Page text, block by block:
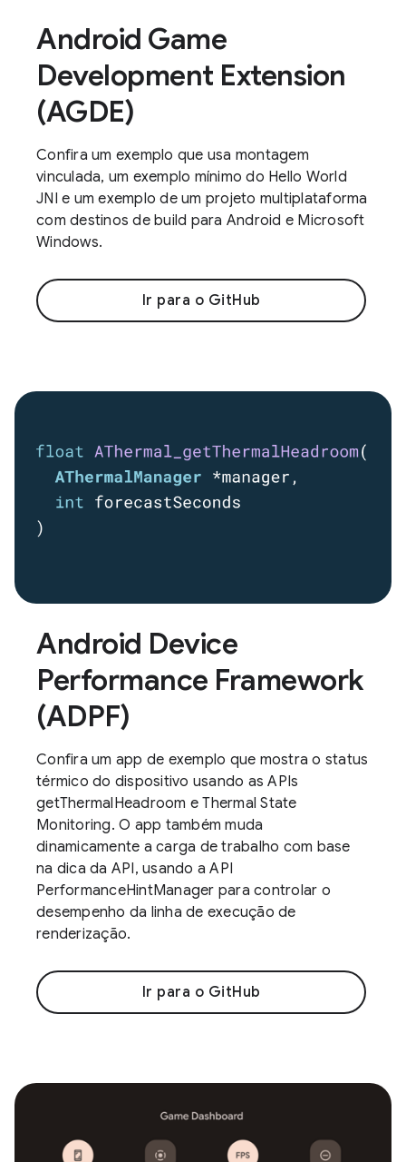
Android Game
Development Extension
(AGDE)
Confira um exemplo que usa montagem
vinculada, um exemplo mínimo do Hello World
JNI e um exemplo de um projeto multiplataforma
com destinos de build para Android e Microsoft
Windows.
Ir para o GitHub
Android Device
Performance Framework
(ADPF)
Confira um app de exemplo que mostra o status
térmico do dispositivo usando as APIs
getThermalHeadroom e Thermal State
Monitoring. O app também muda
dinamicamente a carga de trabalho com base
na dica da API, usando a API
PerformanceHintManager para controlar o
desempenho da linha de execução de
renderização.
Ir para o GitHub